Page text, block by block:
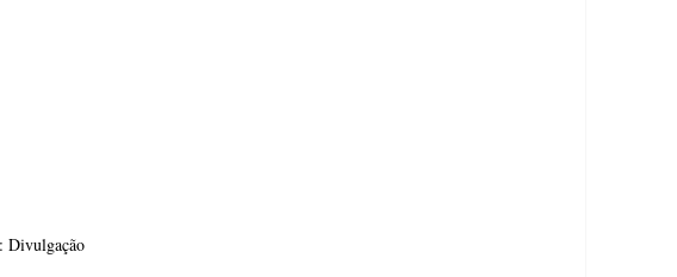
Divulgação